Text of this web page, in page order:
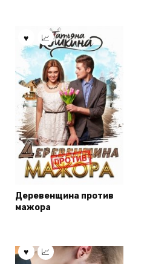
Деревенщина против
мажора